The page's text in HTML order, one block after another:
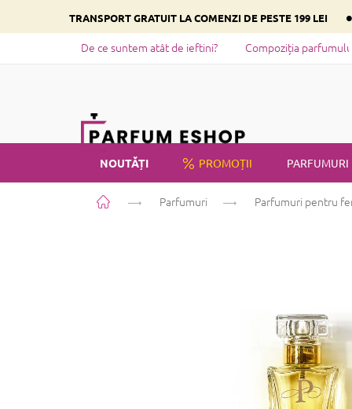
conținut
TRANSPORT GRATUIT LA COMENZI DE PESTE 199 LEI •
De ce suntem atât de ieftini? Compoziția
NOUTĂȚI PROMOȚII PARFUMURI
PRIVATE LABEL
Acasă Parfumuri Parfumuri pentru